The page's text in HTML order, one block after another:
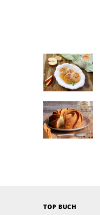
TOP BUCH